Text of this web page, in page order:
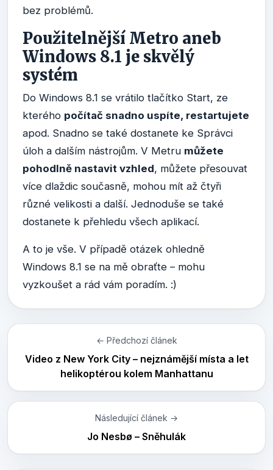
bez problémů.
Použitelnější Metro aneb
Windows 8.1 je skvělý
systém
Do Windows 8.1 se vrátilo tlačítko Start, ze
kterého počítač snadno uspíte, restartujete
apod. Snadno se také dostanete ke Správci
úloh a dalším nástrojům. V Metru můžete
pohodlně nastavit vzhled, můžete přesouvat
více dlaždic současně, mohou mít až čtyři
různé velikosti a další. Jednoduše se také
dostanete k přehledu všech aplikací.
A to je vše. V případě otázek ohledně
Windows 8.1 se na mě obraťte – mohu
vyzkoušet a rád vám poradím. :)
← Předchozí článek
Video z New York City – nejznámější místa a let
helikoptérou kolem Manhattanu
Následující článek →
Jo Nesbø – Sněhulák